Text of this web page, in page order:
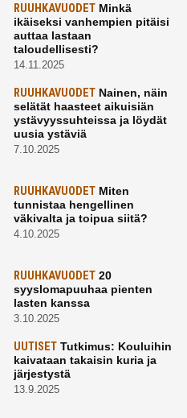
RUUHKAVUODETMinkä
ikäiseksi vanhempien pitäisi
auttaa lastaan
taloudellisesti?
14.11.2025
RUUHKAVUODETNainen, näin
selätät haasteet aikuisiän
ystävyyssuhteissa ja löydät
uusia ystäviä
7.10.2025
RUUHKAVUODETMiten
tunnistaa hengellinen
väkivalta ja toipua siitä?
4.10.2025
RUUHKAVUODET20
syyslomapuuhaa pienten
lasten kanssa
3.10.2025
UUTISETTutkimus: Kouluihin
kaivataan takaisin kuria ja
järjestystä
13.9.2025